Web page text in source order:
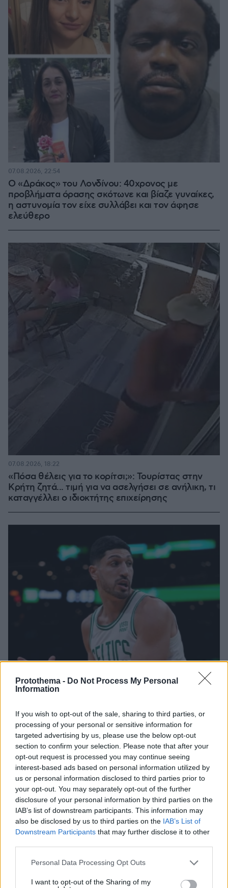
Protothema - Do Not Process My Personal
Information
If you wish to opt-out of the sale, sharing to third parties, or
processing of your personal or sensitive information for
targeted advertising by us, please use the below opt-out
section to confirm your selection. Please note that after your
opt-out request is processed you may continue seeing
interest-based ads based on personal information utilized by
us or personal information disclosed to third parties prior to
your opt-out. You may separately opt-out of the further
disclosure of your personal information by third parties on the
IAB’s list of downstream participants. This information may
also be disclosed by us to third parties on the IAB’s List of
Downstream Participants that may further disclose it to other
Please note that this website/app uses one or more Google
not limited to your visit or usage behaviour. You may click to
Personal Data Processing Opt Outs
I want to opt-out of the Sharing of my
Ο «Δράκος» του Λονδίνου: 40χρονος με
προβλήματα όρασης σκότωνε και βίαζε γυναίκες,
η αστυνομία τον είχε συλλάβει και τον άφησε
ελεύθερο
07.08.2026, 22:54
«Πόσα θέλεις για το κορίτσι;»: Τουρίστας στην
Κρήτη ζητά... τιμή για να ασελγήσει σε ανήλικη, τι
καταγγέλλει ο ιδιοκτήτης επιχείρησης
07.08.2026, 18:22
Βάλθηκε να τρελάνει κόσμο ο Καντέρ: Ο Τούρκος
πρώην σέντερ του NBA δηλώνει ότι πληροί τα
κριτήρια... συμπερίληψης και δηλώνει υποψήφιος
να παίξει στο WNBA
07.08.2026, 23:30
Είδος υπό εξαφάνιση οι
υπερπολύτεκνοι στην Ελλάδα που
07.08.2026, 15:59 579